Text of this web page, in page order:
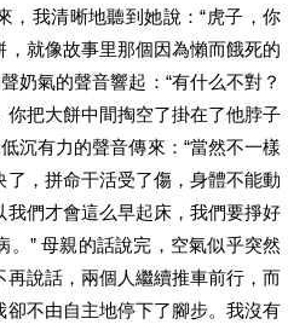
，我清晰地聽到她說：“虎子，你
就像故事里那個因為懶而餓死的
奶氣的聲音響起：“有什么不對？
把大餅中間掏空了掛在了他脖子
沉有力的聲音傳來：“當然不一樣
，拼命干活受了傷，身體不能動
們才會這么早起床，我們要掙好
。” 母親的話說完，空氣似乎突然
說話，兩個人繼續推車前行，而
不由自主地停下了腳步。我沒有